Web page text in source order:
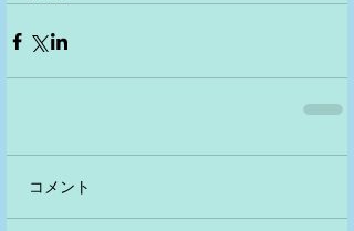
コメント